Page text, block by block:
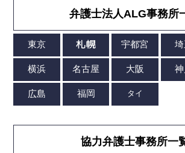
弁護士法人ALG事務所
協力弁護士事務所一